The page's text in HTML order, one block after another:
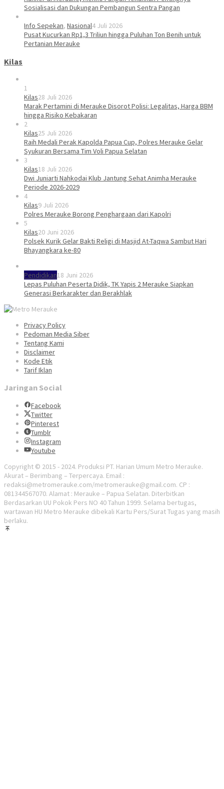
Sosialisasi dan Dukungan Pembangun Sentra Pangan
Info Sepekan, Nasional4 Juli 2026
Pusat Kucurkan Rp1,3 Triliun hingga Puluhan Ton Benih untuk
Pertanian Merauke
Kilas
1
Kilas28 Juli 2026
Marak Pertamini di Merauke Disorot Polisi: Legalitas, Harga BBM
hingga Risiko Kebakaran
2
Kilas25 Juli 2026
Raih Medali Perak Kapolda Papua Cup, Polres Merauke Gelar
Syukuran Bersama Tim Voli Papua Selatan
3
Kilas18 Juli 2026
Dwi Juniarti Nahkodai Klub Jantung Sehat Animha Merauke
Periode 2026-2029
4
Kilas9 Juli 2026
Polres Merauke Borong Penghargaan dari Kapolri
5
Kilas20 Juni 2026
Polsek Kurik Gelar Bakti Religi di Masjid At-Taqwa Sambut Hari
Bhayangkara ke-80
Pendidikan18 Juni 2026
Lepas Puluhan Peserta Didik, TK Yapis 2 Merauke Siapkan
Generasi Berkarakter dan Berakhlak
Privacy Policy
Pedoman Media Siber
Tentang Kami
Disclaimer
Kode Etik
Tarif Iklan
Jaringan Social
Facebook
Twitter
Pinterest
Tumblr
Instagram
Youtube
Copyright © 2015 - 2024. Produksi PT. Harian Umum Metro Merauke.
Akurat – Berimbang – Terpercaya. Email :
redaksi@metromerauke.com/metromerauke@gmail.com. CP :
081344567070. Alamat : Merauke – Papua Selatan. Diterbitkan
Berdasarkan UU Pokok Pers NO 40 Tahun 1999. Selama bertugas,
wartawan HU Metro Merauke dibekali Kartu Pers/Surat Tugas yang masih
berlaku.